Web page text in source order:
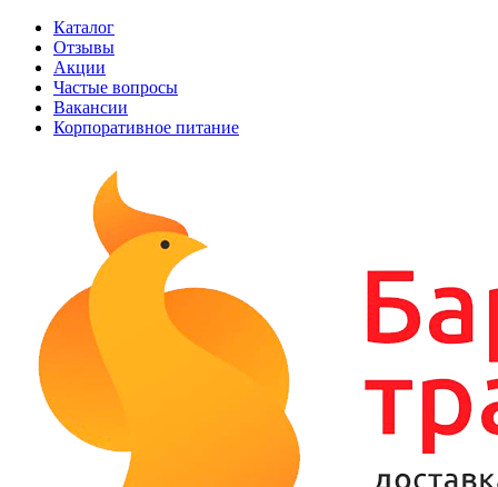
Каталог
Отзывы
Акции
Частые вопросы
Вакансии
Корпоративное питание